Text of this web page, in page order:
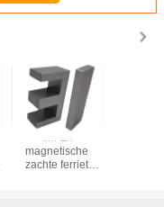
Mn-Zn
magnetische
zachte ferriet